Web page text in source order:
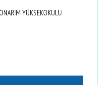
YÜKSEKOKULU